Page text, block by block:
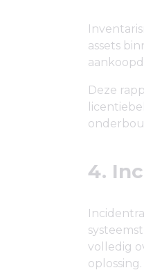
assets
Deze
4.
volledig
oplossing.